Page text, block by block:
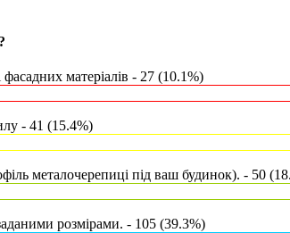
матеріалів - 27 (10.1%)
- 41 (15.4%)
металочерепиці під ваш будинок). - 50
розмірами. - 105 (39.3%)